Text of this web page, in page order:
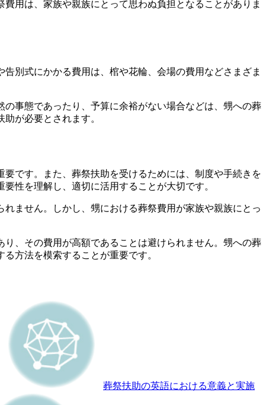
用は、家族や親族にとって思わぬ負担となることがありま
別式にかかる費用は、棺や花輪、会場の費用などさまざま
事態であったり、予算に余裕がない場合などは、甥への葬
が必要とされます。
です。また、葬祭扶助を受けるためには、制度や手続きを
性を理解し、適切に活用することが大切です。
ません。しかし、甥における葬祭費用が家族や親族にとっ
、その費用が高額であることは避けられません。甥への葬
方法を模索することが重要です。
葬祭扶助の英語における意義と実施